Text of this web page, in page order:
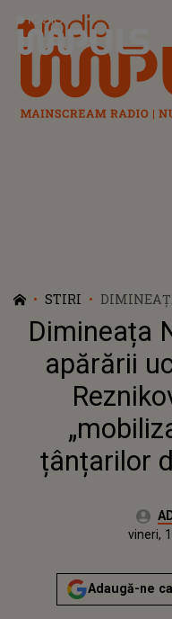
Radio Impuls
STIRI
A
Dimineața
apărării
țânțarilor
Autor:
joi, 10 noiembrie 2022vineri,
Adaugă-ne